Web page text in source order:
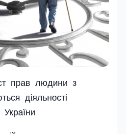
прав людини з
діяльності